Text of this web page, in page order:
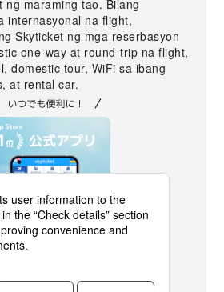
ng maraming tao. Bilang
internasyonal na flight,
Skyticket ng mga reserbasyon
one-way at round-trip na flight,
domestic tour, WiFi sa ibang
at rental car.